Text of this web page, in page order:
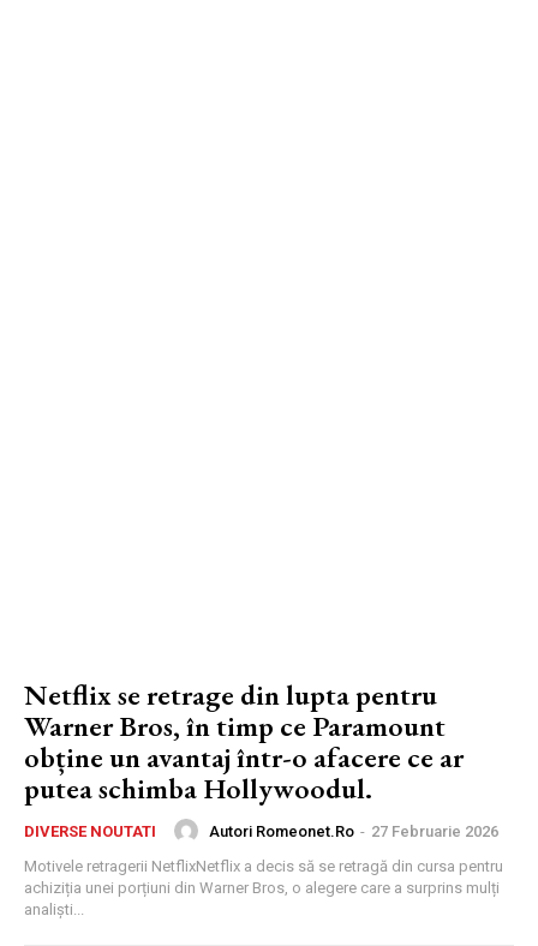
Netflix se retrage din lupta pentru
Warner Bros, în timp ce Paramount
obține un avantaj într-o afacere ce ar
putea schimba Hollywoodul.
DIVERSE NOUTATI Autori Romeonet.ro - 27 Februarie 2026
Motivele retragerii NetflixNetflix a decis să se retragă din cursa pentru
achiziția unei porțiuni din Warner Bros, o alegere care a surprins mulți
analiști...